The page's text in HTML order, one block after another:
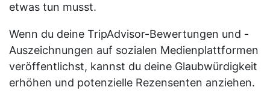
etwas tun musst.
Wenn du deine TripAdvisor-Bewertungen und -
Auszeichnungen auf sozialen Medienplattformen
veröffentlichst, kannst du deine Glaubwürdigkeit
erhöhen und potenzielle Rezensenten anziehen.